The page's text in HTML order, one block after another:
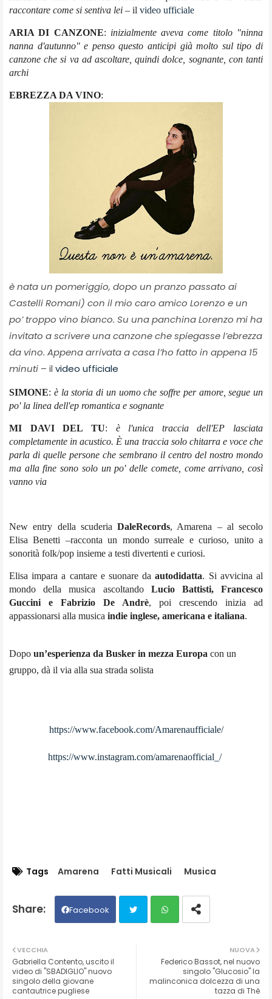
raccontare come si sentiva lei – il video ufficiale
ARIA DI CANZONE: inizialmente aveva come titolo "ninna
nanna d'autunno" e penso questo anticipi già molto sul tipo di
canzone che si va ad ascoltare, quindi dolce, sognante, con tanti
archi
EBREZZA DA VINO:
è nata un pomeriggio, dopo un pranzo passato ai
Castelli Romani) con il mio caro amico Lorenzo e un
po’ troppo vino bianco. Su una panchina Lorenzo mi ha
invitato a scrivere una canzone che spiegasse l’ebrezza
da vino. Appena arrivata a casa l’ho fatto in appena 15
minuti – il video ufficiale
SIMONE: è la storia di un uomo che soffre per amore, segue un
po' la linea dell'ep romantica e sognante
MI DAVI DEL TU: è l'unica traccia dell'EP lasciata
completamente in acustico. È una traccia solo chitarra e voce che
parla di quelle persone che sembrano il centro del nostro mondo
ma alla fine sono solo un po' delle comete, come arrivano, così
vanno via
New entry della scuderia DaleRecords, Amarena – al secolo
Elisa Benetti –racconta un mondo surreale e curioso, unito a
sonorità folk/pop insieme a testi divertenti e curiosi.
Elisa impara a cantare e suonare daautodidatta. Si avvicina al
mondo della musica ascoltando Lucio Battisti, Francesco
Guccini e Fabrizio De Andrè, poi crescendo inizia ad
appassionarsi alla musica indie inglese, americana e italiana.
Dopo un’esperienza da Busker in mezza Europa con un
gruppo, dà il via alla sua strada solista
https://www.facebook.com/Amarenaufficiale/
https://www.instagram.com/amarenaofficial_/
Tags Amarena Fatti Musicali Musica
Facebook
ats
NUOVA
Federico Bassot, nel nuovo
singolo "Glucosio" la
malinconica dolcezza di una
tazza di Thè
VECCHIA
Gabriella Contento, uscito il
video di "SBADIGLIO" nuovo
singolo della giovane
cantautrice pugliese